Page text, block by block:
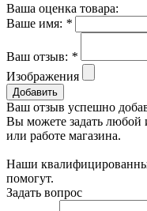
Ваша оценка товара:
Ваше имя: *
Ваш отзыв: *
Изображения
Добавить
Ваш отзыв успешно
Вы можете задать любой
или работе магазина.
Наши
помогут.
Задать вопрос